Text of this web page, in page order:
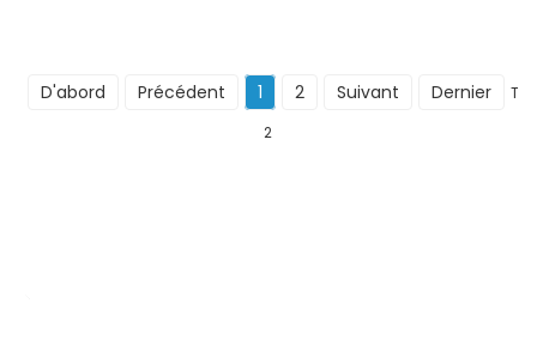
D'abord Précédent 1 2 Suivant Dernier
2